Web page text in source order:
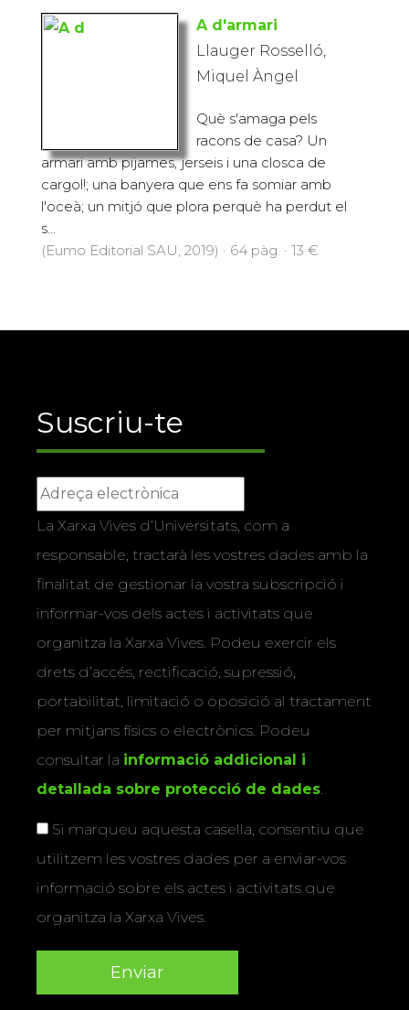
A d'armari
Llauger Rosselló,
Miquel Àngel
Què s'amaga pels
racons de casa? Un
armari amb pijames, jerseis i una closca de
cargol!; una banyera que ens fa somiar amb
l'oceà; un mitjó que plora perquè ha perdut el
s...
(Eumo Editorial SAU, 2019) · 64 pàg. · 13 €
Suscriu-te
La Xarxa Vives d’Universitats, com a
responsable, tractarà les vostres dades amb la
finalitat de gestionar la vostra subscripció i
informar-vos dels actes i activitats que
organitza la Xarxa Vives. Podeu exercir els
drets d’accés, rectificació, supressió,
portabilitat, limitació o oposició al tractament
per mitjans físics o electrònics. Podeu
consultar la informació addicional i
detallada sobre protecció de dades.
Si marqueu aquesta casella, consentiu que
utilitzem les vostres dades per a enviar-vos
informació sobre els actes i activitats que
organitza la Xarxa Vives.